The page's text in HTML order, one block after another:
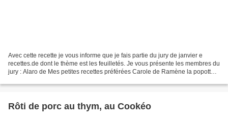
Avec cette recette je vous informe que je fais partie du jury de janvier e
recettes.de dont le thème est les feuilletés. Je vous présente les membres du
jury : Alaro de Mes petites recettes préférées Carole de Ramène la popotte
Rôti de porc au thym, au Cookéo